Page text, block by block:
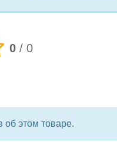
0 / 0
об этом товаре.